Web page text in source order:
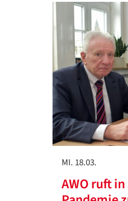
MI. 18.03.
AWO ruft